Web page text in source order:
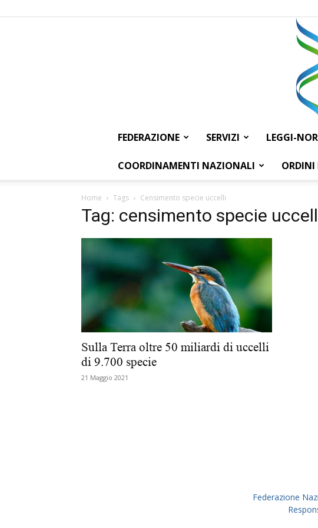
FEDERAZIONE SERVIZI LEGGI-
COORDINAMENTI NAZIONALI ORDINI
Home Tags Censimento specie uccelli
Tag: censimento specie
Sulla Terra oltre 50 miliardi di uccelli
di 9.700 specie
21 Maggio 2021
Federazione